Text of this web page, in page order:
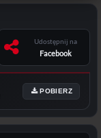
Udostępnij na
Facebook
POBIERZ